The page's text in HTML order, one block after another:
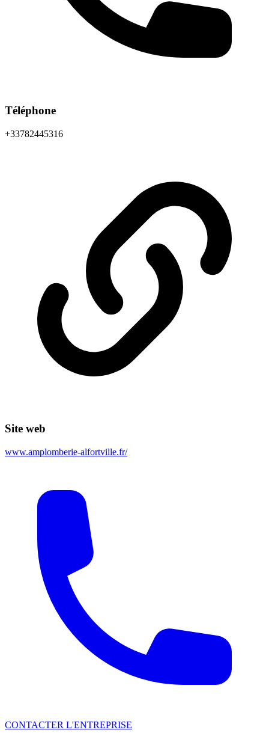
Téléphone
+33782445316
Site web
www.amplomberie-alfortville.fr/
CONTACTER L'ENTREPRISE